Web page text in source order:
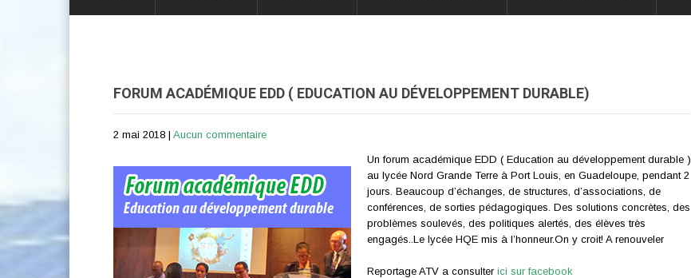
FORUM ACADÉMIQUE EDD ( EDUCATION AU DÉVELOPPEMENT DURABLE)
2 mai 2018 | Aucun commentaire
Un forum académique EDD ( Education au développement durable )
au lycée Nord Grande Terre à Port Louis, en Guadeloupe, pendant 2
jours. Beaucoup d’échanges, de structures, d’associations, de
conférences, de sorties pédagogiques. Des solutions concrètes, des
problèmes soulevés, des politiques alertés, des élèves très
engagés..Le lycée HQE mis à l’honneur.On y croit! A renouveler
Reportage ATV a consulter ici sur facebook